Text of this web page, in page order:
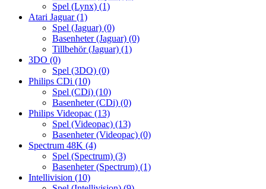
Spel (Lynx) (1)
Atari Jaguar(1)
Spel (Jaguar) (0)
Basenheter (Jaguar) (0)
Tillbehör (Jaguar) (1)
3DO (0)
Spel (3DO) (0)
Philips CDi (10)
Spel (CDi) (10)
Basenheter (CDi) (0)
Philips Videopac (13)
Spel (Videopac) (13)
Basenheter (Videopac) (0)
Spectrum 48K (4)
Spel (Spectrum) (3)
Basenheter (Spectrum) (1)
Intellivision (10)